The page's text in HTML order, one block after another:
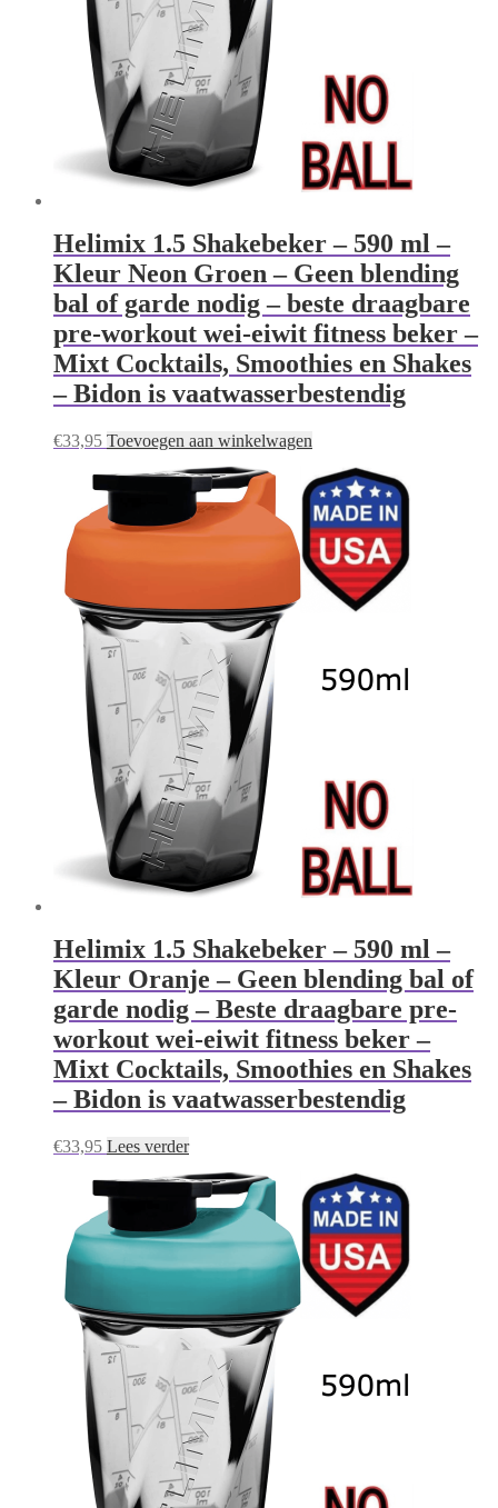
Helimix 1.5 Shakebeker – 590 ml –
Kleur Neon Groen – Geen blending
bal of garde nodig – beste draagbare
pre-workout wei-eiwit fitness beker –
Mixt Cocktails, Smoothies en Shakes
– Bidon is vaatwasserbestendig
€33,95 Toevoegen aan winkelwagen
Helimix 1.5 Shakebeker – 590 ml –
Kleur Oranje – Geen blending bal of
garde nodig – Beste draagbare pre-
workout wei-eiwit fitness beker –
Mixt Cocktails, Smoothies en Shakes
– Bidon is vaatwasserbestendig
€33,95 Lees verder